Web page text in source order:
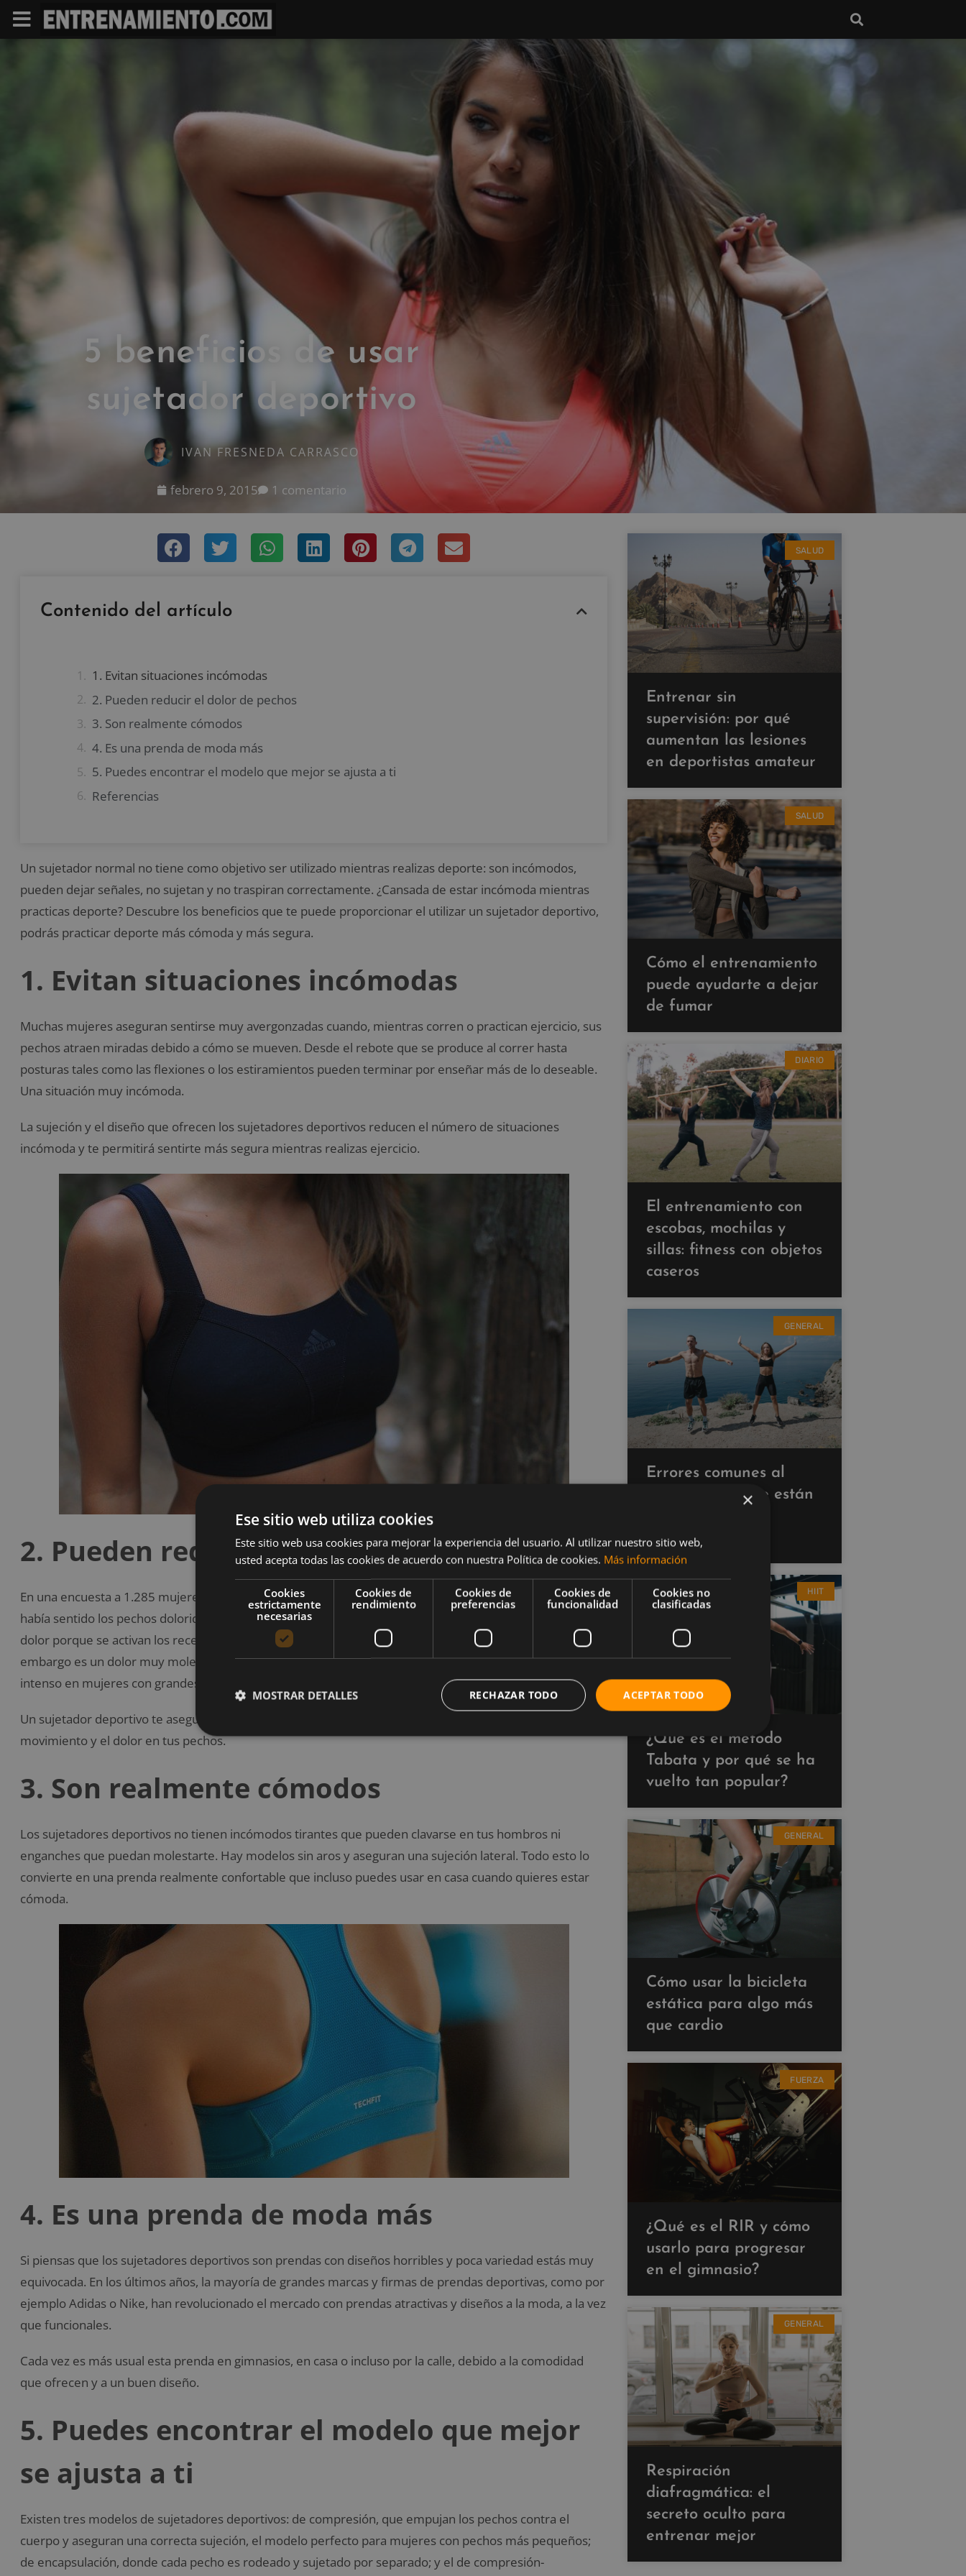
5 beneficios de usar
sujetador deportivo
IVAN FRESNEDA CARRASCO
febrero 9, 2015 1 comentario
Contenido del artículo
1. Evitan situaciones incómodas
2. Pueden reducir el dolor de pechos
3. Son realmente cómodos
4. Es una prenda de moda más
5. Puedes encontrar el modelo que mejor se ajusta a ti
Referencias
Un sujetador normal no tiene como objetivo ser utilizado mientras realizas deporte: son incómodos,
pueden dejar señales, no sujetan y no traspiran correctamente. ¿Cansada de estar incómoda mientras
practicas deporte? Descubre los beneficios que te puede proporcionar el utilizar un sujetador deportivo,
podrás practicar deporte más cómoda y más segura.
1. Evitan situaciones incómodas
Muchas mujeres aseguran sentirse muy avergonzadas cuando, mientras corren o practican ejercicio, sus
pechos atraen miradas debido a cómo se mueven. Desde el rebote que se produce al correr hasta
posturas tales como las flexiones o los estiramientos pueden terminar por enseñar más de lo deseable.
Una situación muy incómoda.
La sujeción y el diseño que ofrecen los sujetadores deportivos reducen el número de situaciones
incómoda y te permitirá sentirte más segura mientras realizas ejercicio.
2. Pueden reducir el dolor de pechos
En una encuesta a 1.285 mujeres en la Maratón de Londres de 2012, una de cada tres mujeres dijo que
había sentido los pechos doloridos. Mientras realizas ejercicio tus pechos se mueven y se produce el
dolor porque se activan los receptores cuando tu piel se estira. No se producen daños permanentes, sin
embargo es un dolor muy molesto a la hora de realizar ejercicio. Este dolor se hace particularmente
intenso en mujeres con grandes pechos o en aquellas que con copas C o D.
Un sujetador deportivo te asegurará una buena sujeción mientras realizas ejercicio, reduciendo el
movimiento y el dolor en tus pechos.
3. Son realmente cómodos
Los sujetadores deportivos no tienen incómodos tirantes que pueden clavarse en tus hombros ni
enganches que puedan molestarte. Hay modelos sin aros y aseguran una sujeción lateral. Todo esto lo
convierte en una prenda realmente confortable que incluso puedes usar en casa cuando quieres estar
cómoda.
4. Es una prenda de moda más
Si piensas que los sujetadores deportivos son prendas con diseños horribles y poca variedad estás muy
equivocada. En los últimos años, la mayoría de grandes marcas y firmas de prendas deportivas, como por
ejemplo Adidas o Nike, han revolucionado el mercado con prendas atractivas y diseños a la moda, a la vez
que funcionales.
Cada vez es más usual esta prenda en gimnasios, en casa o incluso por la calle, debido a la comodidad
que ofrecen y a un buen diseño.
5. Puedes encontrar el modelo que mejor
se ajusta a ti
Existen tres modelos de sujetadores deportivos: de compresión, que empujan los pechos contra el
cuerpo y aseguran una correcta sujeción, el modelo perfecto para mujeres con pechos más pequeños;
de encapsulación, donde cada pecho es rodeado y sujetado por separado; y el de compresión-
SALUD
Entrenar sin
supervisión: por qué
aumentan las lesiones
en deportistas amateur
SALUD
Cómo el entrenamiento
puede ayudarte a dejar
de fumar
DIARIO
El entrenamiento con
escobas, mochilas y
sillas: fitness con objetos
caseros
GENERAL
Errores comunes al
hacer cardio que están
resultados
HIIT
¿Qué es el método
Tabata y por qué se ha
vuelto tan popular?
GENERAL
Cómo usar la bicicleta
estática para algo más
que cardio
FUERZA
¿Qué es el RIR y cómo
usarlo para progresar
en el gimnasio?
GENERAL
Respiración
diafragmática: el
secreto oculto para
entrenar mejor
×
Ese sitio web utiliza cookies
Este sitio web usa cookies para mejorar la experiencia del usuario. Al utilizar nuestro sitio web,
usted acepta todas las cookies de acuerdo con nuestra Política de cookies. Más información
Cookies
estrictamente
necesarias
Cookies de
rendimiento
Cookies de
preferencias
Cookies de
funcionalidad
Cookies no
clasificadas
ACEPTAR TODO
RECHAZAR TODO
MOSTRAR DETALLES